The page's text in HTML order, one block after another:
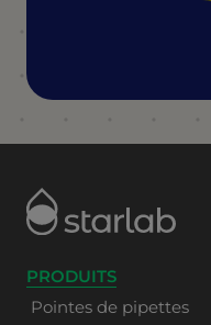
PRODUITS
Pointes de pipettes